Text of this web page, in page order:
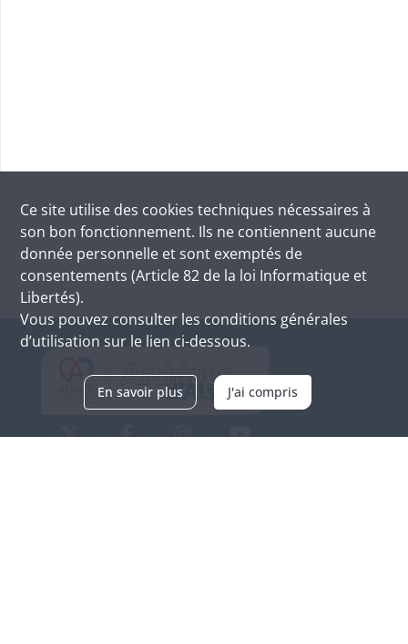
Ce site utilise des cookies techniques nécessaires à
son bon fonctionnement. Ils ne contiennent aucune
donnée personnelle et sont exemptés de
consentements (Article 82 de la loi Informatique et
Libertés).
Vous pouvez consulter les conditions générales
d’utilisation sur le lien ci-dessous.
En savoir plus J'ai compris